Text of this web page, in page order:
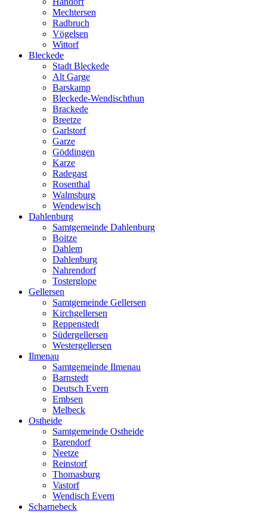
Mechtersen
Radbruch
Vögelsen
Wittorf
Bleckede
Stadt Bleckede
Alt Garge
Barskamp
Bleckede-Wendischthun
Brackede
Breetze
Garlstorf
Garze
Göddingen
Karze
Radegast
Rosenthal
Walmsburg
Wendewisch
Dahlenburg
Samtgemeinde Dahlenburg
Boitze
Dahlem
Dahlenburg
Nahrendorf
Tosterglope
Gellersen
Samtgemeinde Gellersen
Kirchgellersen
Reppenstedt
Südergellersen
Westergellersen
Ilmenau
Samtgemeinde Ilmenau
Barnstedt
Deutsch Evern
Embsen
Melbeck
Ostheide
Samtgemeinde Ostheide
Barendorf
Neetze
Reinstorf
Thomasburg
Vastorf
Wendisch Evern
Scharnebeck